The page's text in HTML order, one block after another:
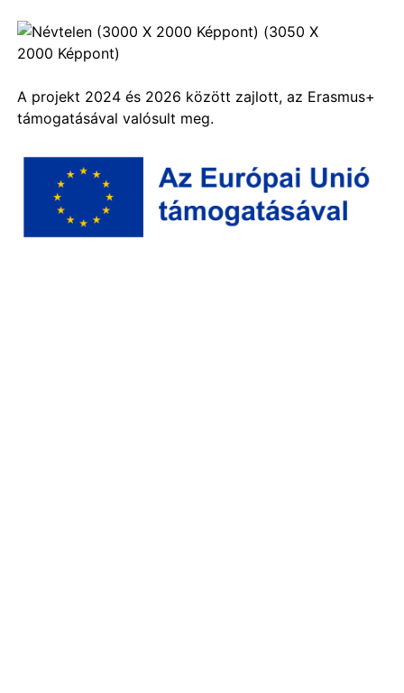
A projekt 2024 és 2026 között zajlott, az Erasmus+
támogatásával valósult meg.